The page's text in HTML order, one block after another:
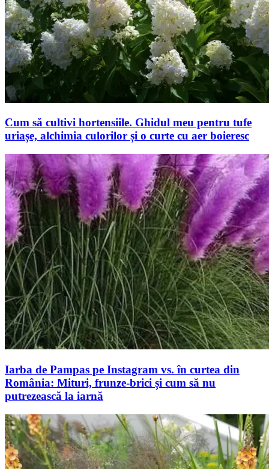
Cum să cultivi hortensiile. Ghidul meu pentru tufe
uriașe, alchimia culorilor și o curte cu aer boieresc
Iarba de Pampas pe Instagram vs. în curtea din
România: Mituri, frunze-brici și cum să nu
putrezească la iarnă